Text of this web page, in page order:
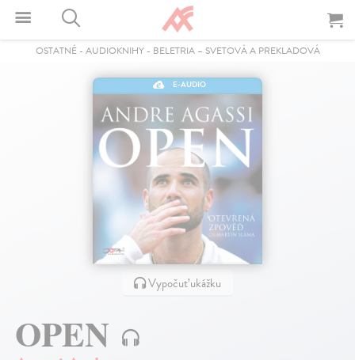
OSTATNÉ- AUDIOKNIHY- BELETRIA – SVETOVÁ A PREKLADOVÁ
E-AUDIO
Vypočuť ukážku
OPEN